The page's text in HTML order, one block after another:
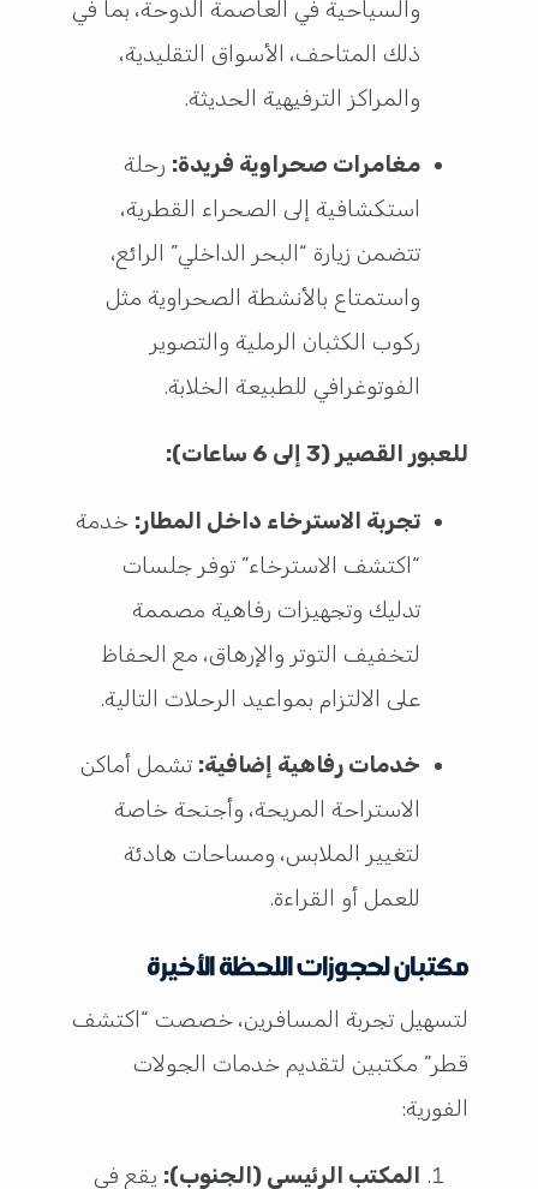
والسياحية في العاصمة الدوحة، بما في
ذلك المتاحف، الأسواق التقليدية،
والمراكز الترفيهية الحديثة.
مغامرات صحراوية فريدة: رحلة
استكشافية إلى الصحراء القطرية،
تتضمن زيارة “البحر الداخلي” الرائع،
واستمتاع بالأنشطة الصحراوية مثل
ركوب الكثبان الرملية والتصوير
الفوتوغرافي للطبيعة الخلابة.
للعبور القصير (3 إلى 6 ساعات):
تجربة الاسترخاء داخل المطار: خدمة
“اكتشف الاسترخاء” توفر جلسات
تدليك وتجهيزات رفاهية مصممة
لتخفيف التوتر والإرهاق، مع الحفاظ
على الالتزام بمواعيد الرحلات التالية.
خدمات رفاهية إضافية: تشمل أماكن
الاستراحة المريحة، وأجنحة خاصة
لتغيير الملابس، ومساحات هادئة
للعمل أو القراءة.
مكتبان لحجوزات اللحظة الأخيرة
لتسهيل تجربة المسافرين، خصصت “اكتشف
قطر” مكتبين لتقديم خدمات الجولات
الفورية:
المكتب الرئيسي (الجنوب): يقع في